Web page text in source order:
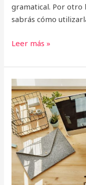
gramatical. Por otro
sabrás cómo
Leer más »
Curso
online:
Aprende
Inglés
–
Nivel
Principiante